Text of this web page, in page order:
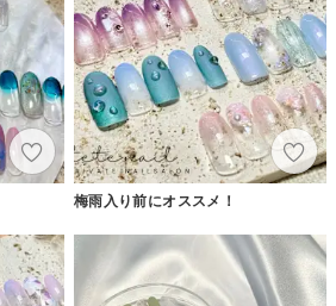
梅雨入り前にオススメ！